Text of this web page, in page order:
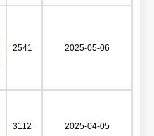
2541 2025-05-06
3112 2025-04-05